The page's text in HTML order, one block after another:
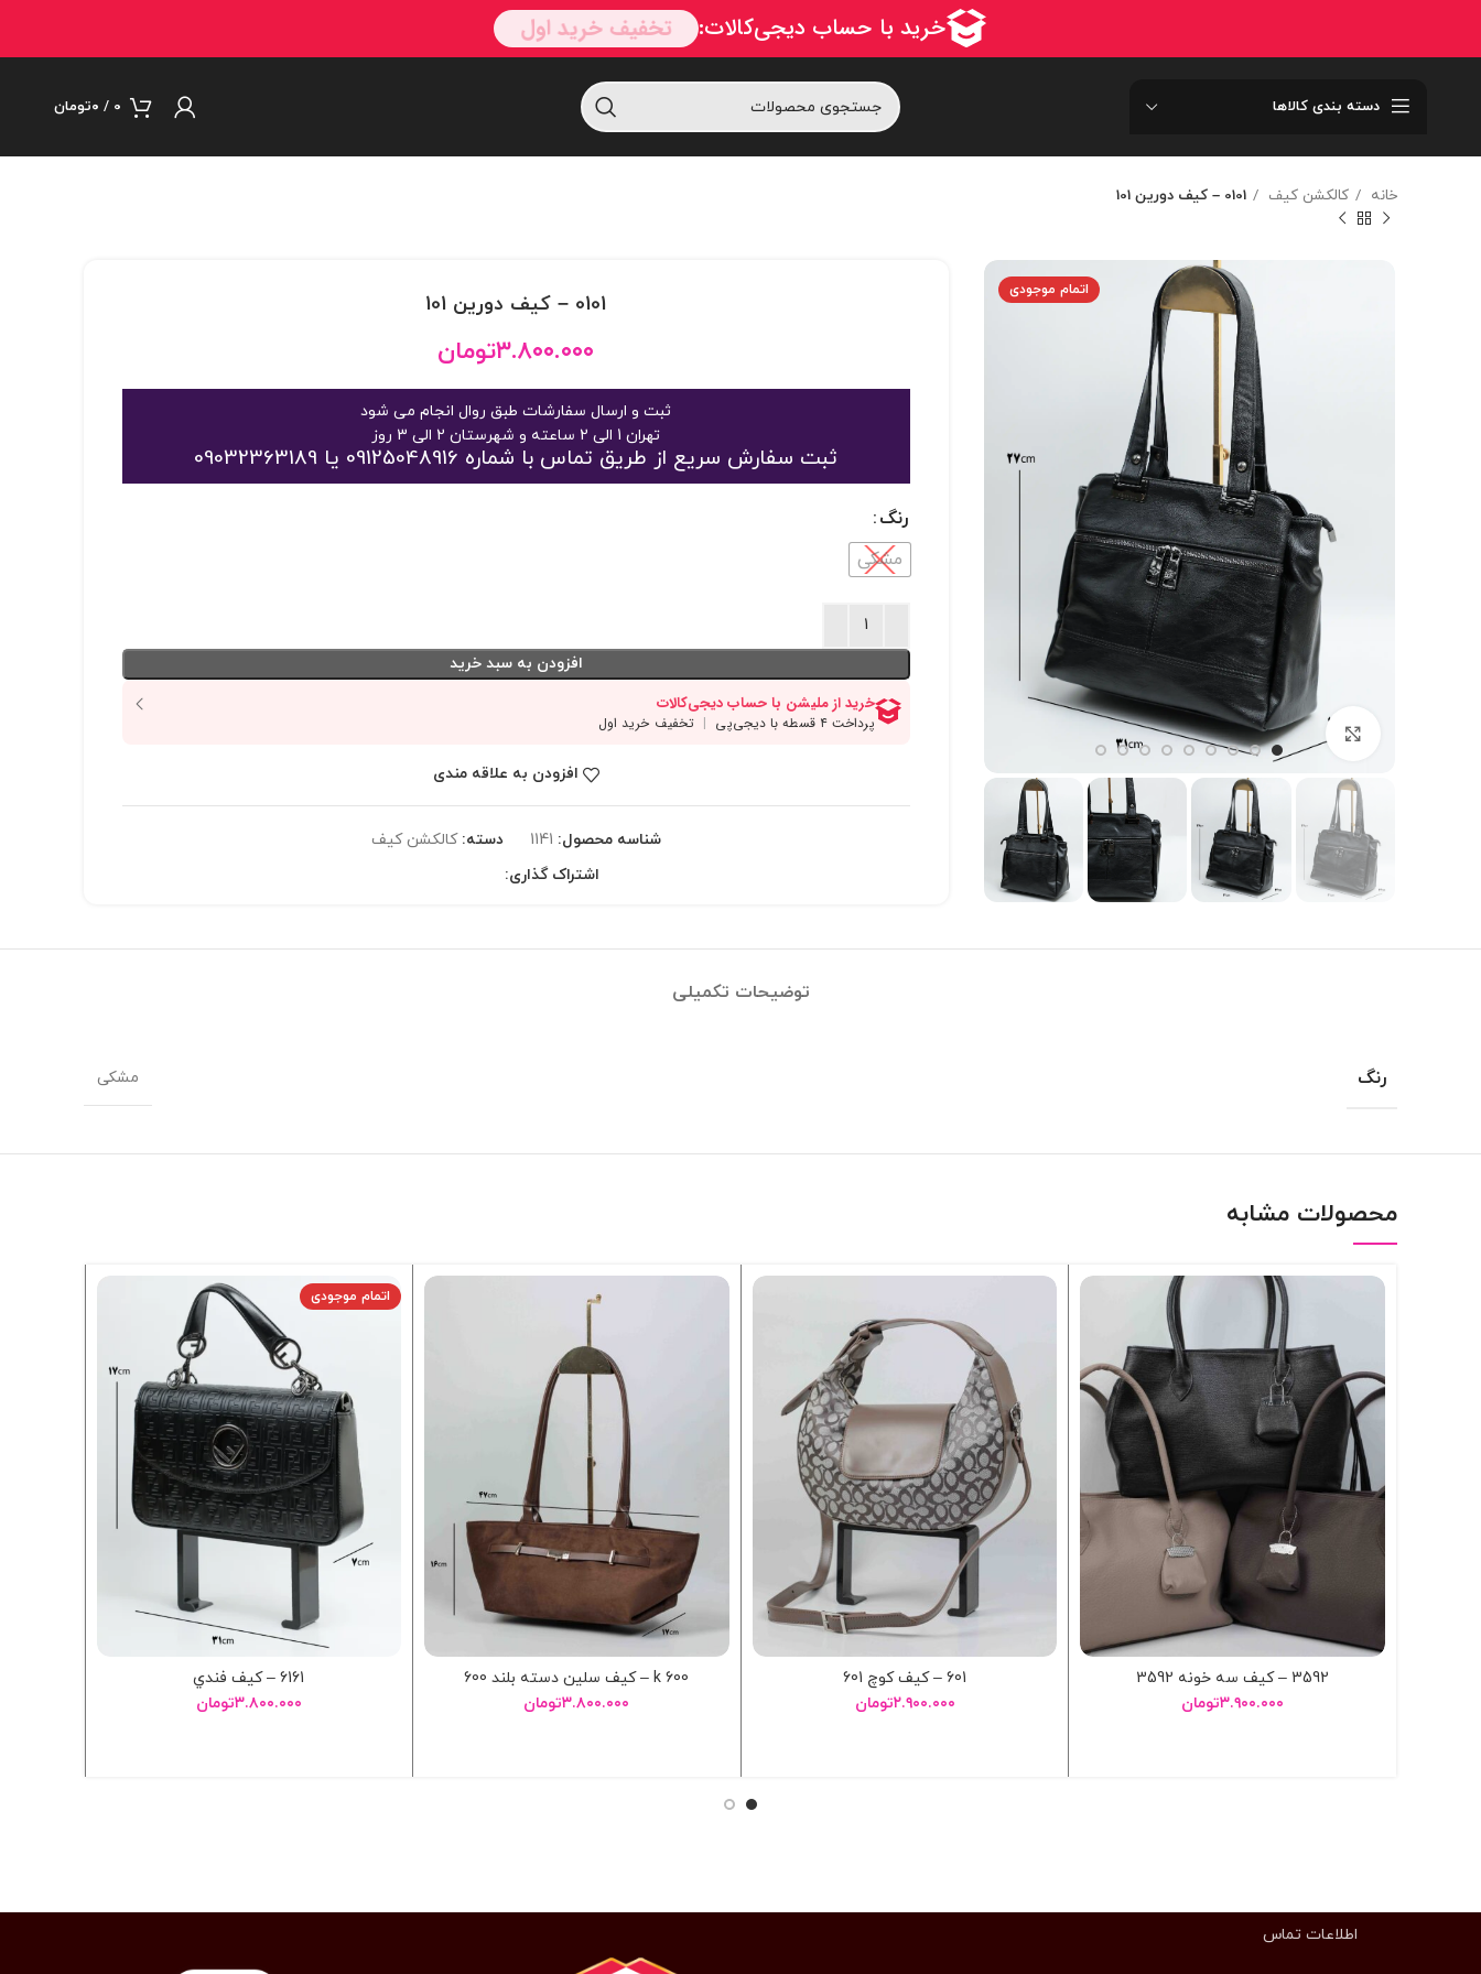
دسته بندی کالاها 0
/ ۰تومان
خانه کالکشن کیف 0101 – کيف دورين 101
اتمام موجودی
بزرگنمایی تصویر
0101 – کيف دورين 101
۳.۸۰۰.۰۰۰تومان
ثبت و ارسال سفارشات طبق روال انجام می شود
تهران 1 الی 2 ساعته و شهرستان 2 الی 3 روز
ثبت سفارش سریع از طریق تماس با شماره 09125048916 یا 09032363189
رنگ
مشکی
افزودن به سبد خرید
افزودن به علاقه مندی
شناسه محصول: 1141 دسته: کالکشن کیف
اشتراک گذاری:
توضیحات تکمیلی
رنگ مشکی
محصولات مشابه
3592 – کيف سه خونه 3592
۳.۹۰۰.۰۰۰تومان
601 – کيف کوچ 601
۲.۹۰۰.۰۰۰تومان
600 k – کيف سلين دسته بلند 600
۳.۸۰۰.۰۰۰تومان
اتمام موجودی
6161 – کيف فندي
۳.۸۰۰.۰۰۰تومان
اطلاعات تماس